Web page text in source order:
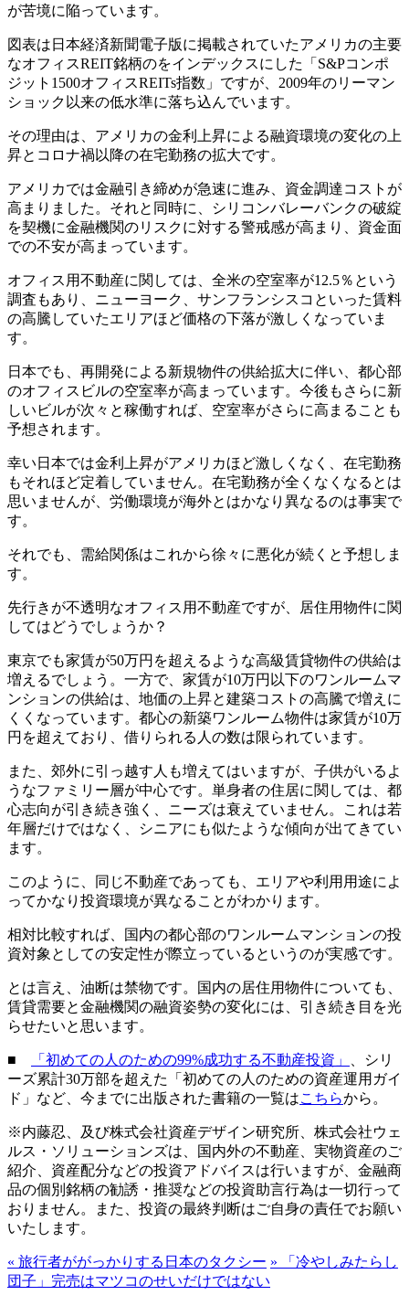
が苦境に陥っています。
図表は日本経済新聞電子版に掲載されていたアメリカの主要
なオフィスREIT銘柄のをインデックスにした「S&Pコンポ
ジット1500オフィスREITs指数」ですが、2009年のリーマン
ショック以来の低水準に落ち込んでいます。
その理由は、アメリカの金利上昇による融資環境の変化の上
昇とコロナ禍以降の在宅勤務の拡大です。
アメリカでは金融引き締めが急速に進み、資金調達コストが
高まりました。それと同時に、シリコンバレーバンクの破綻
を契機に金融機関のリスクに対する警戒感が高まり、資金面
での不安が高まっています。
オフィス用不動産に関しては、全米の空室率が12.5％という
調査もあり、ニューヨーク、サンフランシスコといった賃料
の高騰していたエリアほど価格の下落が激しくなっていま
す。
日本でも、再開発による新規物件の供給拡大に伴い、都心部
のオフィスビルの空室率が高まっています。今後もさらに新
しいビルが次々と稼働すれば、空室率がさらに高まることも
予想されます。
幸い日本では金利上昇がアメリカほど激しくなく、在宅勤務
もそれほど定着していません。在宅勤務が全くなくなるとは
思いませんが、労働環境が海外とはかなり異なるのは事実で
す。
それでも、需給関係はこれから徐々に悪化が続くと予想しま
す。
先行きが不透明なオフィス用不動産ですが、居住用物件に関
してはどうでしょうか？
東京でも家賃が50万円を超えるような高級賃貸物件の供給は
増えるでしょう。一方で、家賃が10万円以下のワンルームマ
ンションの供給は、地価の上昇と建築コストの高騰で増えに
くくなっています。都心の新築ワンルーム物件は家賃が10万
円を超えており、借りられる人の数は限られています。
また、郊外に引っ越す人も増えてはいますが、子供がいるよ
うなファミリー層が中心です。単身者の住居に関しては、都
心志向が引き続き強く、ニーズは衰えていません。これは若
年層だけではなく、シニアにも似たような傾向が出てきてい
ます。
このように、同じ不動産であっても、エリアや利用用途によ
ってかなり投資環境が異なることがわかります。
相対比較すれば、国内の都心部のワンルームマンションの投
資対象としての安定性が際立っているというのが実感です。
とは言え、油断は禁物です。国内の居住用物件についても、
賃貸需要と金融機関の融資姿勢の変化には、引き続き目を光
らせたいと思います。
■ 「初めての人のための99%成功する不動産投資」
、シリ
ーズ累計30万部を超えた「初めての人のための資産運用ガイ
ド」など、今までに出版された書籍の一覧はこちらから。
※内藤忍、及び株式会社資産デザイン研究所、株式会社ウェ
ルス・ソリューションズは、国内外の不動産、実物資産のご
紹介、資産配分などの投資アドバイスは行いますが、金融商
品の個別銘柄の勧誘・推奨などの投資助言行為は一切行って
おりません。また、投資の最終判断はご自身の責任でお願い
いたします。
« 旅行者ががっかりする日本のタクシー » 「冷やしみたらし
団子」完売はマツコのせいだけではない